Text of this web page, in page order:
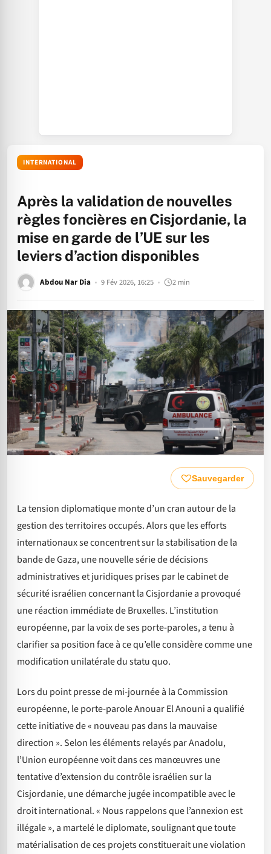
INTERNATIONAL
Après la validation de nouvelles
règles foncières en Cisjordanie, la
mise en garde de l’UE sur les
leviers d’action disponibles
Abdou Nar Dia 9 Fév 2026, 16:25 2 min
Sauvegarder
La tension diplomatique monte d’un cran autour de la
gestion des territoires occupés. Alors que les efforts
internationaux se concentrent sur la stabilisation de la
bande de Gaza, une nouvelle série de décisions
administratives et juridiques prises par le cabinet de
sécurité israélien concernant la Cisjordanie a provoqué
une réaction immédiate de Bruxelles. L’institution
européenne, par la voix de ses porte-paroles, a tenu à
clarifier sa position face à ce qu’elle considère comme une
modification unilatérale du statu quo.
Lors du point presse de mi-journée à la Commission
européenne, le porte-parole Anouar El Anouni a qualifié
cette initiative de « nouveau pas dans la mauvaise
direction ». Selon les éléments relayés par Anadolu,
l’Union européenne voit dans ces manœuvres une
tentative d’extension du contrôle israélien sur la
Cisjordanie, une démarche jugée incompatible avec le
droit international. « Nous rappelons que l’annexion est
illégale », a martelé le diplomate, soulignant que toute
matérialisation de ces projets constituerait une violation